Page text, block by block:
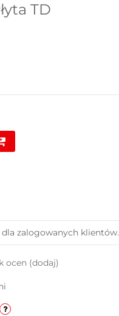
TD
zalogowanych klientów.
ocen (dodaj)